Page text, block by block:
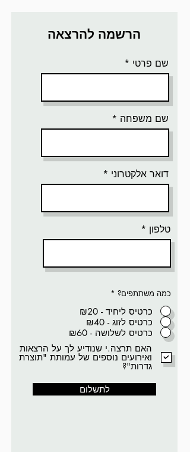
הרשמה להרצאה
שם פרטי
שם משפחה
דואר אלקטרוני
טלפון
כמה משתתפים? *
כרטיס ליחיד - ₪20
כרטיס לזוג - ₪40
כרטיס לשלושה - ₪60
האם תרצה.י שנודיע לך על הרצאות
ואירועים נוספים של עמותת "תוצרת
גדרות"?
לתשלום